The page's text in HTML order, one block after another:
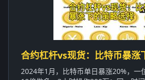
合约杠杆vs现货：比特币暴涨
2024年1月，比特币单日暴涨20%，一